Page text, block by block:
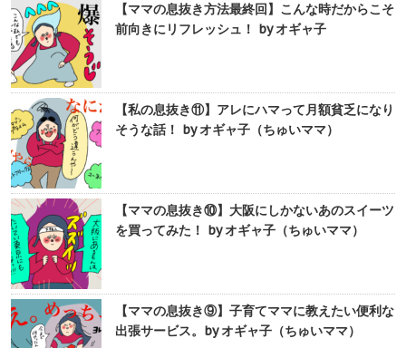
【ママの息抜き方法最終回】こんな時だからこそ
前向きにリフレッシュ！ by オギャ子
【私の息抜き⑪】アレにハマって月額貧乏になり
そうな話！ by オギャ子（ちゅいママ）
【ママの息抜き⑩】大阪にしかないあのスイーツ
を買ってみた！ by オギャ子（ちゅいママ）
【ママの息抜き⑨】子育てママに教えたい便利な
出張サービス。by オギャ子（ちゅいママ）